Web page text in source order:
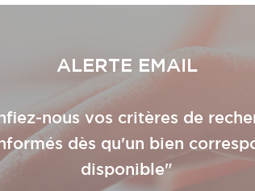
ALERTE EMAIL
nous vos critères de
dès qu'un bien
disponible"